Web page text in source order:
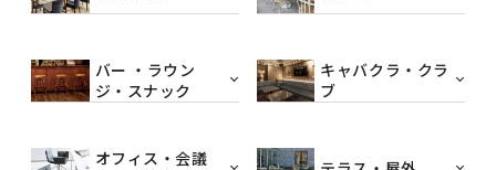
バー ・ラウン
ジ・スナック
キャバクラ・クラ
ブ
オフィス・会議